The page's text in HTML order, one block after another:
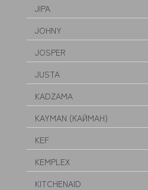
JIPA
JOHNY
JOSPER
JUSTA
KADZAMA
KAYMAN (КАЙМАН)
KEF
KEMPLEX
KITCHENAID